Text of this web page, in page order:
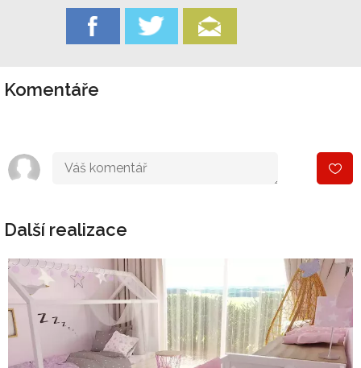
Komentáře
Další realizace